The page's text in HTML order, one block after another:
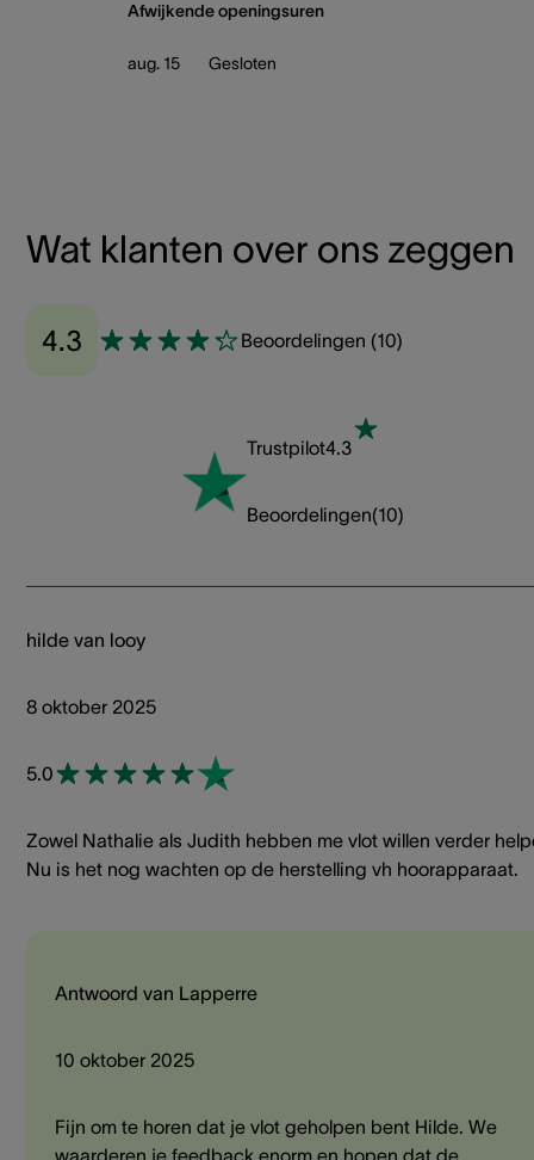
Afwijkende openingsuren
aug. 15 Gesloten
Wat klanten over ons zeggen
4.3 Beoordelingen (10)
Trustpilot4.3
Beoordelingen(10)
hilde van looy
8 oktober 2025
5.0
Zowel Nathalie als Judith hebben me vlot willen verder
Nu is het nog wachten op de herstelling vh hoorapparaat.
Antwoord van Lapperre
10 oktober 2025
Fijn om te horen dat je vlot geholpen bent Hilde. We
waarderen je feedback enorm en hopen dat de